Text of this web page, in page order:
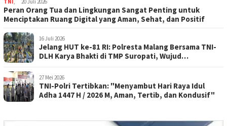
Peran Orang Tua dan Lingkungan Sangat Penting untuk
Menciptakan Ruang Digital yang Aman, Sehat, dan Positif
16 Juli 2026
Jelang HUT ke-81 RI: Polresta Malang Bersama TNI-
DLH Karya Bhakti di TMP Suropati, Wujud
27 Mei 2026
TNI-Polri Tertibkan: "Menyambut Hari Raya Idul
Adha 1447 H / 2026 M, Aman, Tertib, dan Kondusif"